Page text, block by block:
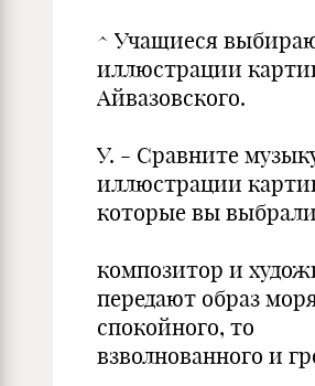
^ Учащиеся
иллюстрации
Айвазовского.
У. - Сравните
иллюстрации
которые вы
композитор и
передают образ
спокойного, то
взволнованного и